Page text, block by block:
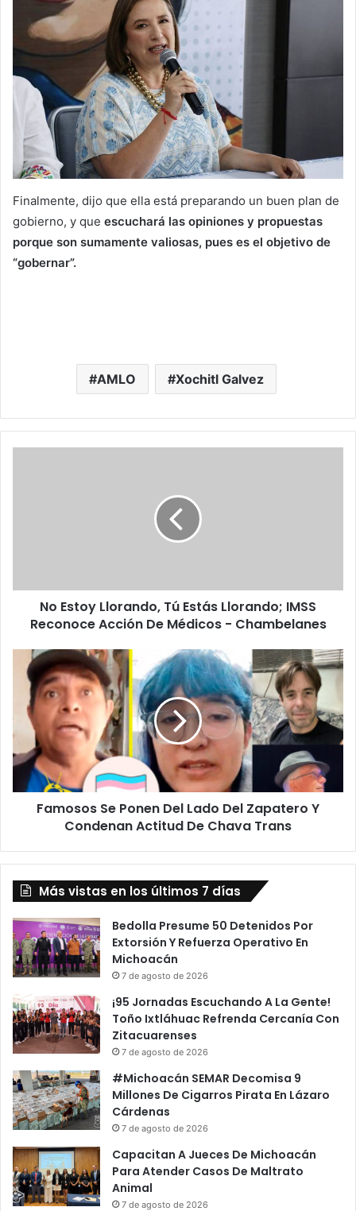
Finalmente, dijo que ella está preparando un buen plan de
gobierno, y que escuchará las opiniones y propuestas
porque son sumamente valiosas, pues es el objetivo de
“gobernar”.
AMLO Xochitl Galvez
Acción
Médicos
Chambelanes
No Estoy Llorando, Tú Estás Llorando; IMSS
Reconoce Acción De Médicos - Chambelanes
Famosos
Ponen
Del
Lado
Del
Zapatero
Condenan
Actitud
Trans
Famosos Se Ponen Del Lado Del Zapatero Y
Condenan Actitud De Chava Trans
Más vistas en los últimos 7 días
Bedolla Presume 50 Detenidos Por
Extorsión Y Refuerza Operativo En
Michoacán
7 de agosto de 2026
¡95 Jornadas Escuchando A La Gente!
Toño Ixtláhuac Refrenda Cercanía Con
Zitacuarenses
7 de agosto de 2026
#Michoacán SEMAR Decomisa 9
Millones De Cigarros Pirata En Lázaro
Cárdenas
7 de agosto de 2026
Capacitan A Jueces De Michoacán
Para Atender Casos De Maltrato
Animal
7 de agosto de 2026